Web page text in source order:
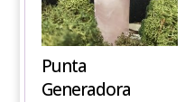
Punta
Generadora